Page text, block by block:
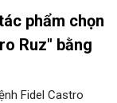
phẩm chọn
Ruz" bằng
Fidel Castro